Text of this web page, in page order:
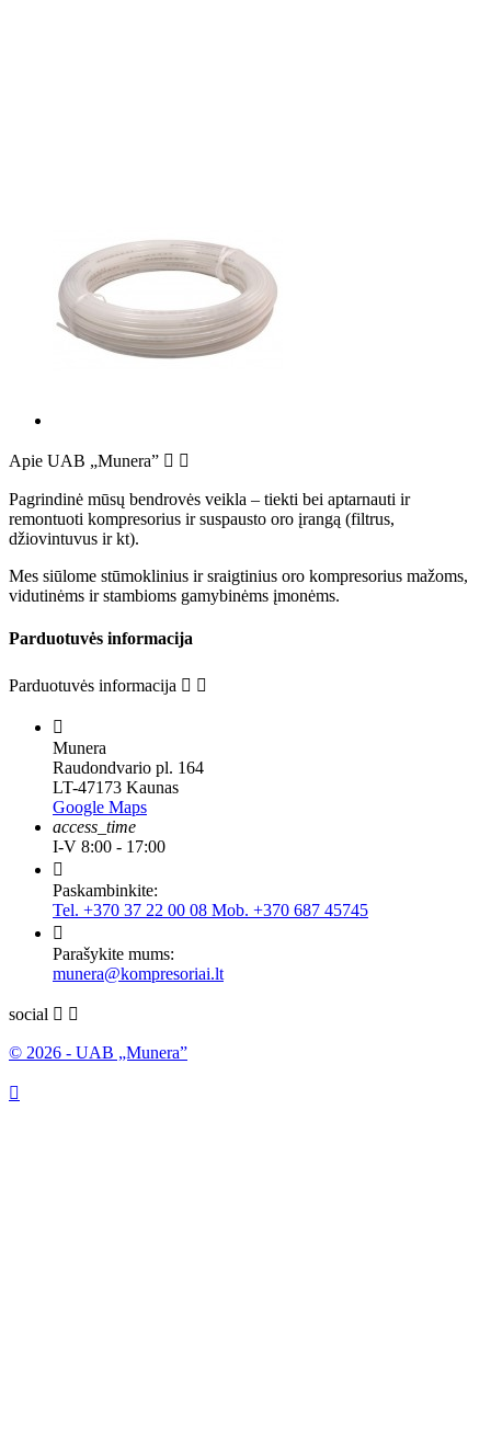
Apie UAB „Munera”  
Pagrindinė mūsų bendrovės veikla – tiekti bei aptarnauti ir
remontuoti kompresorius ir suspausto oro įrangą (filtrus,
džiovintuvus ir kt).
Mes siūlome stūmoklinius ir sraigtinius oro kompresorius mažoms,
vidutinėms ir stambioms gamybinėms įmonėms.
Parduotuvės informacija
Parduotuvės informacija  

Munera
Raudondvario pl. 164
LT-47173 Kaunas
Google Maps
access_time
I-V 8:00 - 17:00

Paskambinkite:
Tel. +370 37 22 00 08 Mob. +370 687 45745

Parašykite mums:
munera@kompresoriai.lt
social  
© 2026 - UAB „Munera”
